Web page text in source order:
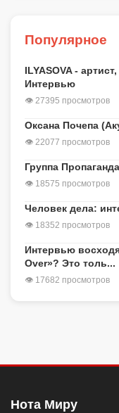
Популярное
ILYASOVA -
Интервью
👁 27395 просмотров
Оксана Почепа
👁 22077 просмотров
Группа Пропаганда
👁 18575 просмотров
Человек дела:
👁 18352 просмотров
Интервью
Over»? Это толь...
👁 17682 просмотров
Нота Миру